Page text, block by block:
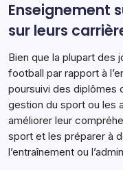
Enseignement
sur leurs
Bien que la plupart des
football par rapport à
poursuivi des diplômes
gestion du sport ou les
améliorer leur
sport et les préparer à
l’entraînement ou